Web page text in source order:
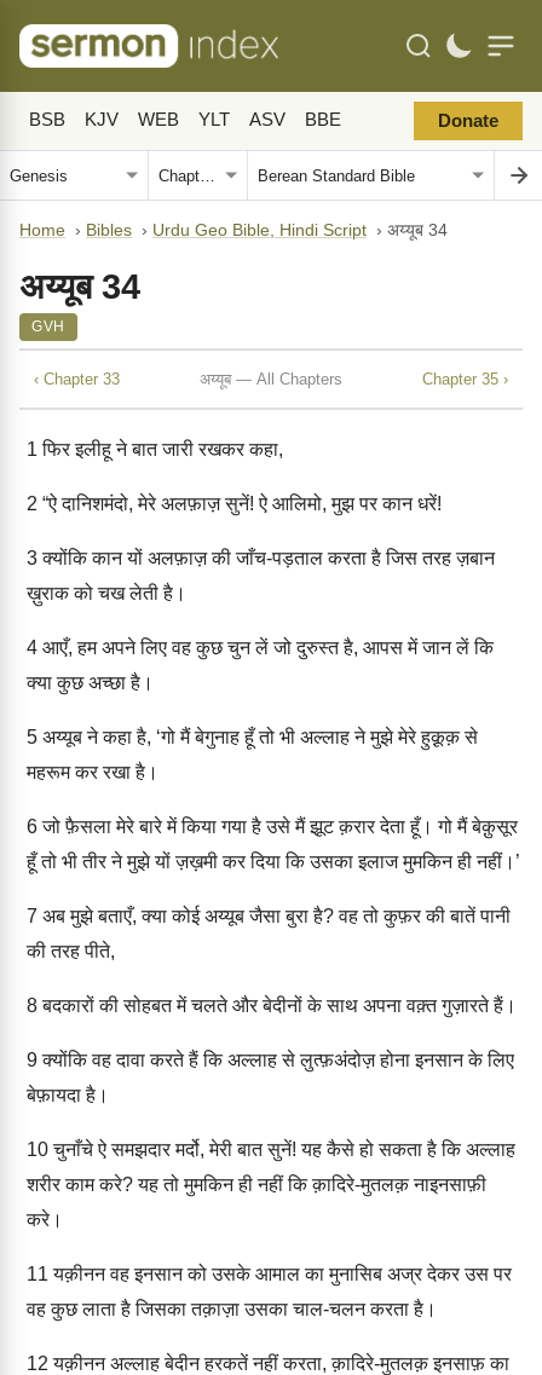
BSB KJV WEB YLT ASV BBE Donate
Home › Bibles › Urdu Geo Bible, Hindi Script › अय्यूब 34
अय्यूब 34
GVH
‹ Chapter 33 अय्यूब — All Chapters Chapter 35 ›
1 फिर इलीहू ने बात जारी रखकर कहा,
2 “ऐ दानिशमंदो, मेरे अलफ़ाज़ सुनें! ऐ आलिमो, मुझ पर कान धरें!
3क्योंकि कान यों अलफ़ाज़ की जाँच-पड़ताल करता है जिस तरह ज़बान
ख़ुराक को चख लेती है।
4 आएँ, हम अपने लिए वह कुछ चुन लें जो दुरुस्त है, आपस में जान लें कि
क्या कुछ अच्छा है।
5 अय्यूब ने कहा है, ‘गो मैं बेगुनाह हूँ तो भी अल्लाह ने मुझे मेरे हुक़ूक़ से
महरूम कर रखा है।
6जो फ़ैसला मेरे बारे में किया गया है उसे मैं झूट क़रार देता हूँ। गो मैं बेक़ुसूर
हूँ तो भी तीर ने मुझे यों ज़ख़मी कर दिया कि उसका इलाज मुमकिन ही नहीं।’
7 अब मुझे बताएँ, क्या कोई अय्यूब जैसा बुरा है? वह तो कुफ़र की बातें पानी
की तरह पीते,
8बदकारों की सोहबत में चलते और बेदीनों के साथ अपना वक़्त गुज़ारते हैं।
9क्योंकि वह दावा करते हैं कि अल्लाह से लुत्फ़अंदोज़ होना इनसान के लिए
बेफ़ायदा है।
10चुनाँचे ऐ समझदार मर्दो, मेरी बात सुनें! यह कैसे हो सकता है कि अल्लाह
शरीर काम करे? यह तो मुमकिन ही नहीं कि क़ादिरे-मुतलक़ नाइनसाफ़ी
करे।
11 यक़ीनन वह इनसान को उसके आमाल का मुनासिब अज्र देकर उस पर
वह कुछ लाता है जिसका तक़ाज़ा उसका चाल-चलन करता है।
12 यक़ीनन अल्लाह बेदीन हरकतें नहीं करता, क़ादिरे-मुतलक़ इनसाफ़ का